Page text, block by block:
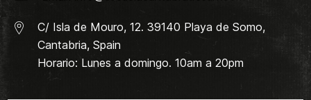
C/ Isla de Mouro, 12. 39140 Playa de Somo,
Cantabria, Spain
Horario: Lunes a domingo. 10am a 20pm